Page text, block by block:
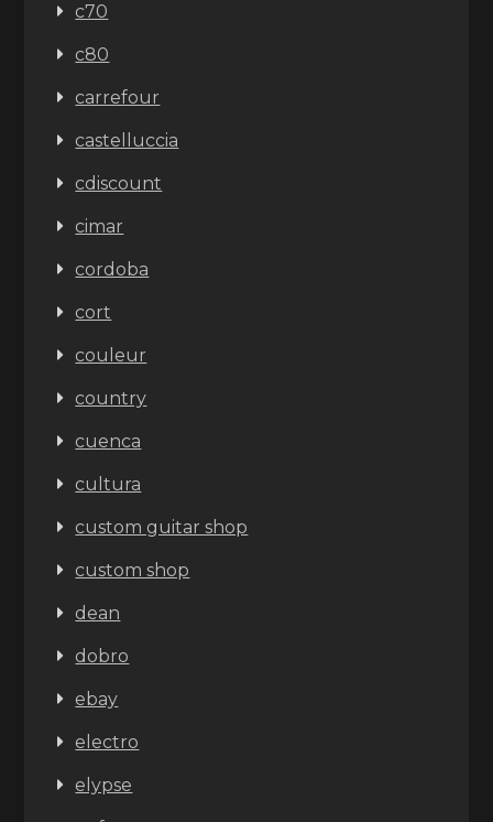
c70
c80
carrefour
castelluccia
cdiscount
cimar
cordoba
cort
couleur
country
cuenca
cultura
custom guitar shop
custom shop
dean
dobro
ebay
electro
elypse